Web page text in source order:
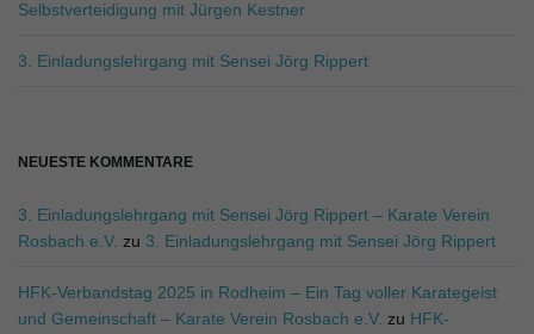
.Selbstverteidigung mit Jürgen Kestner
3. Einladungslehrgang mit Sensei Jörg Rippert
NEUESTE KOMMENTARE
3. Einladungslehrgang mit Sensei Jörg Rippert – Karate Verein
Rosbach e.V. zu 3. Einladungslehrgang mit Sensei Jörg Rippert
HFK-Verbandstag 2025 in Rodheim – Ein Tag voller Karategeist
und Gemeinschaft – Karate Verein Rosbach e.V. zu HFK-